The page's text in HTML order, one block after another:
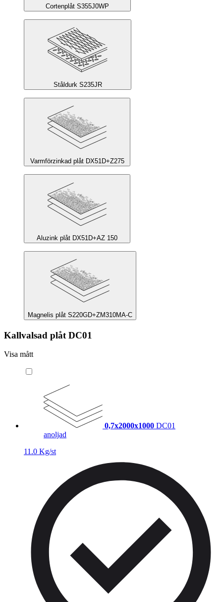
Cortenplåt S355J0WP
Ståldurk S235JR
Varmförzinkad plåt DX51D+Z275
Aluzink plåt DX51D+AZ 150
Magnelis plåt S220GD+ZM310MA-C
Kallvalsad plåt DC01
Visa mått
0,7x2000x1000 DC01
anoljad
11.0 Kg/st